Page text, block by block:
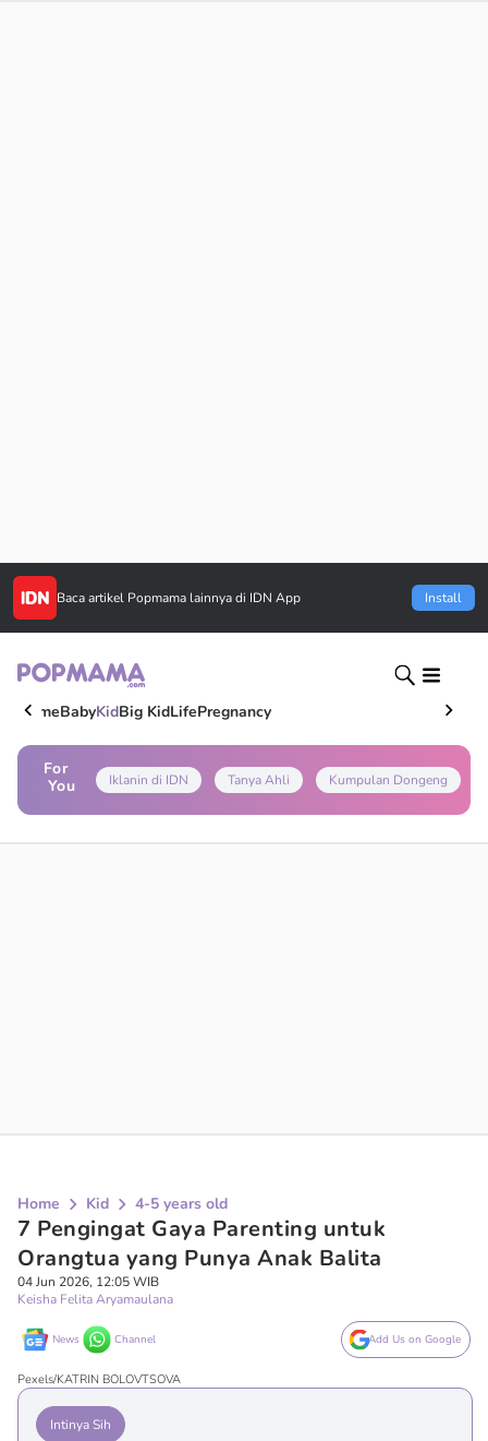
Baca artikel Popmama lainnya di IDN App Install
HomeBabyKidBig KidLifePregnancy
For
You
Iklanin di IDN Tanya Ahli Kumpulan Dongeng
Home Kid 4-5 years old
7 Pengingat Gaya Parenting untuk
Orangtua yang Punya Anak Balita
04 Jun 2026, 12:05 WIB
Keisha Felita Aryamaulana
News Channel Add Us on Google
Pexels/KATRIN BOLOVTSOVA
Intinya Sih